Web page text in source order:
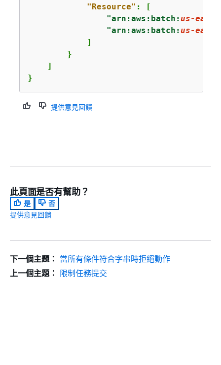
"Resource" : [
"arn:aws:batch:us-east-
"arn:aws:batch:us-east-
            ]
        }
    ]
}
提供意見回饋
此頁面是否有幫助？
是
否
提供意見回饋
下一個主題： 當所有條件符合字串時拒絕動作
上一個主題：
限制任務提交